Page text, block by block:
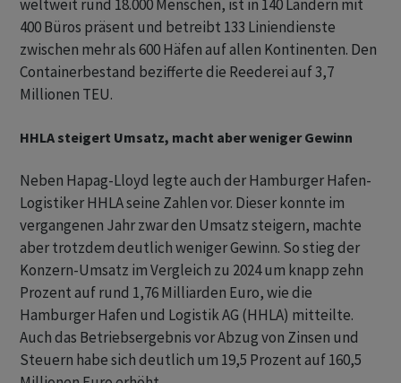
weltweit rund 18.000 Menschen, ist in 140 Ländern mit
400 Büros präsent und betreibt 133 Liniendienste
zwischen mehr als 600 Häfen auf allen Kontinenten. Den
Containerbestand bezifferte die Reederei auf 3,7
Millionen TEU.
HHLA steigert Umsatz, macht aber weniger Gewinn
Neben Hapag-Lloyd legte auch der Hamburger Hafen-
Logistiker HHLA seine Zahlen vor. Dieser konnte im
vergangenen Jahr zwar den Umsatz steigern, machte
aber trotzdem deutlich weniger Gewinn. So stieg der
Konzern-Umsatz im Vergleich zu 2024 um knapp zehn
Prozent auf rund 1,76 Milliarden Euro, wie die
Hamburger Hafen und Logistik AG (HHLA) mitteilte.
Auch das Betriebsergebnis vor Abzug von Zinsen und
Steuern habe sich deutlich um 19,5 Prozent auf 160,5